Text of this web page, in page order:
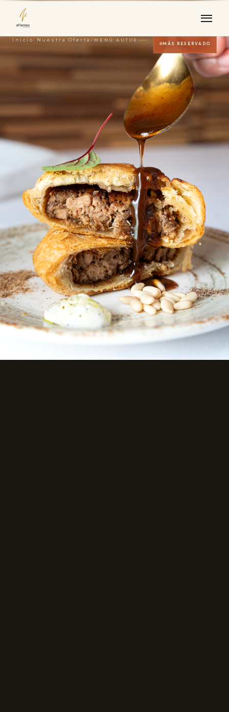
Inicio / Nuestra Oferta / MENÚ AUTOR
MÁS RESERVADO